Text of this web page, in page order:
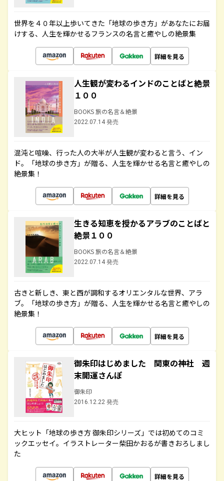
世界を４０年以上歩いてきた「地球の歩き方」があなたにお届
けする、人生を輝かせるフランスの名言と癒やしの絶景集
詳細を見る
人生観が変わるインドのことばと絶景
１００
BOOKS 旅の名言＆絶景
2022.07.14 発売
混沌と喧噪、行った人の大半が人生観が変わると言う、イン
ド。「地球の歩き方」が贈る、人生を輝かせる名言と癒やしの
絶景集！
詳細を見る
生きる知恵を授かるアラブのことばと
絶景１００
BOOKS 旅の名言＆絶景
2022.07.14 発売
古きと新しき、東と西が調和するオリエンタルな世界、アラ
ブ。「地球の歩き方」が贈る、人生を輝かせる名言と癒やしの
絶景集！
詳細を見る
御朱印はじめました 関東の神社 週
末開運さんぽ
御朱印
2016.12.22 発売
大ヒット「地球の歩き方 御朱印シリーズ」では初めてのコミ
ックエッセイ。イラストレーター柴田かおるが書きおろしまし
た
詳細を見る